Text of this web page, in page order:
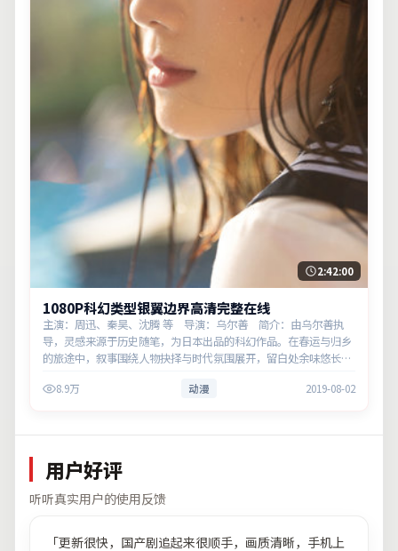
2:42:00
1080P科幻类型银翼边界高清完整在线
主演：周迅、秦昊、沈腾 等 导演：乌尔善 简介：由乌尔善执
导，灵感来源于历史随笔，为日本出品的科幻作品。在春运与归乡
的旅途中，叙事围绕人物抉择与时代氛围展开，留白处余味悠长，
义。8.9万 动漫 2019-08-02
用户好评
听听真实用户的使用反馈
「更新很快，国产剧追起来很顺手，画质清晰，手机上